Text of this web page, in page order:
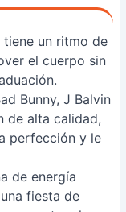
tiene un ritmo de
el cuerpo sin
Bunny, J Balvin
de alta calidad,
perfección y le
de energía
fiesta de